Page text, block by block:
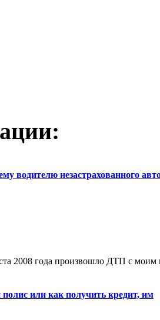
водителю незастрахованного
2008 года произвошло ДТП с моим
полис или как получить кредит, им